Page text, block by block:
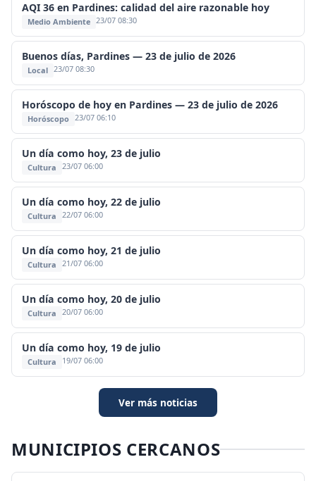
AQI 36 en Pardines: calidad del aire razonable hoy
Medio Ambiente 23/07 08:30
Buenos días, Pardines — 23 de julio de 2026
Local 23/07 08:30
Horóscopo de hoy en Pardines — 23 de julio de 2026
Horóscopo 23/07 06:10
Un día como hoy, 23 de julio
Cultura 23/07 06:00
Un día como hoy, 22 de julio
Cultura 22/07 06:00
Un día como hoy, 21 de julio
Cultura 21/07 06:00
Un día como hoy, 20 de julio
Cultura 20/07 06:00
Un día como hoy, 19 de julio
Cultura 19/07 06:00
Ver más noticias
MUNICIPIOS CERCANOS